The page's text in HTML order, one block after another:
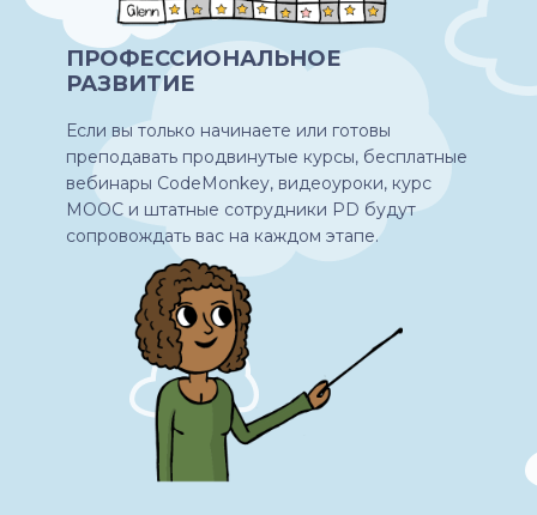
ПРОФЕССИОНАЛЬНОЕ
РАЗВИТИЕ
Если вы только начинаете или готовы
преподавать продвинутые курсы, бесплатные
вебинары CodeMonkey, видеоуроки, курс
MOOC и штатные сотрудники PD будут
сопровождать вас на каждом этапе.